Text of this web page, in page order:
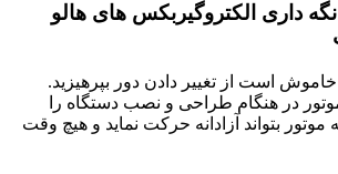
داری الکتروگیربکس های هالو
در هنگام طراحی و نصب دستگاه را
موتور بتواند آزادانه حرکت نماید و هیچ وقت